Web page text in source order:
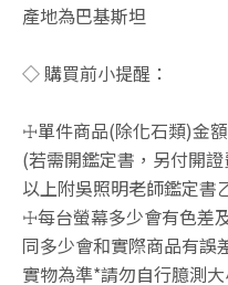
產地為巴基斯坦
◇ 購買前小提醒：
☩單件商品(除化石類)金
(若需開鑑定書，另付開
以上附吳照明老師鑑定書
☩每台螢幕多少會有色差
同多少會和實際商品有誤
實物為準*請勿自行臆測